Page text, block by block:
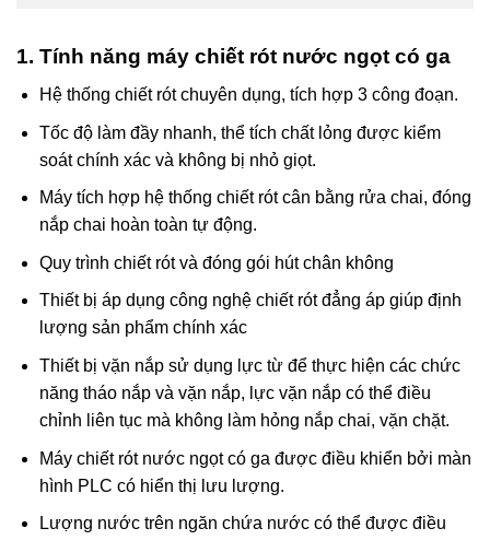
1. Tính năng máy chiết rót nước ngọt có ga
Hệ thống chiết rót chuyên dụng, tích hợp 3 công đoạn.
Tốc độ làm đầy nhanh, thể tích chất lỏng được kiểm
soát chính xác và không bị nhỏ giọt.
Máy tích hợp hệ thống chiết rót cân bằng rửa chai, đóng
nắp chai hoàn toàn tự động.
Quy trình chiết rót và đóng gói hút chân không
Thiết bị áp dụng công nghệ chiết rót đẳng áp giúp định
lượng sản phẩm chính xác
Thiết bị vặn nắp sử dụng lực từ để thực hiện các chức
năng tháo nắp và vặn nắp, lực vặn nắp có thể điều
chỉnh liên tục mà không làm hỏng nắp chai, vặn chặt.
Máy chiết rót nước ngọt có ga được điều khiển bởi màn
hình PLC có hiển thị lưu lượng.
Lượng nước trên ngăn chứa nước có thể được điều